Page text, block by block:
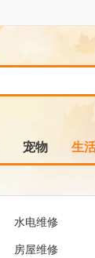
宠物 生
水电维修
房屋维修